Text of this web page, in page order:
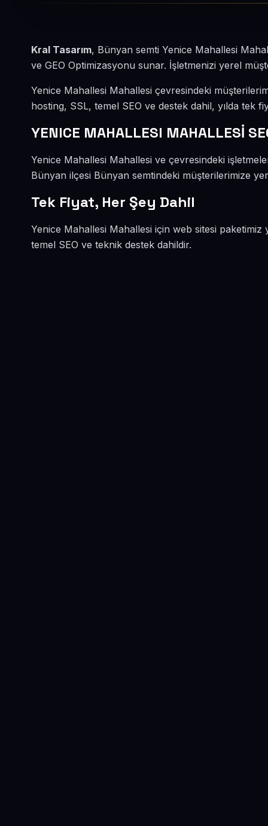
Kral Tasarım, Bünyan semti Yenice Mahallesi
ve GEO Optimizasyonu sunar. İşletmenizi yerel
Yenice Mahallesi Mahallesi çevresindeki
hosting, SSL, temel SEO ve destek dahil, yılda tek
YENICE MAHALLESI MAHALLESİ
Yenice Mahallesi Mahallesi ve çevresindeki
Bünyan ilçesi Bünyan semtindeki müşterilerimize
Tek Fiyat, Her Şey Dahil
Yenice Mahallesi Mahallesi için web sitesi paketimiz
temel SEO ve teknik destek dahildir.